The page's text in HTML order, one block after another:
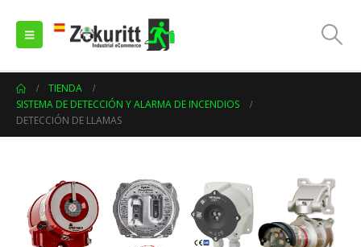
TIENDA
SISTEMA DE DETECCIÓN Y ALARMA DE INCENDIOS
DETECCIÓN DE LLAMAS